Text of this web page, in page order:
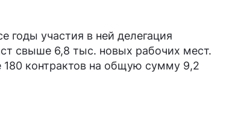
годы участия в ней делегация
свыше 6,8 тыс. новых рабочих мест.
контрактов на общую сумму 9,2